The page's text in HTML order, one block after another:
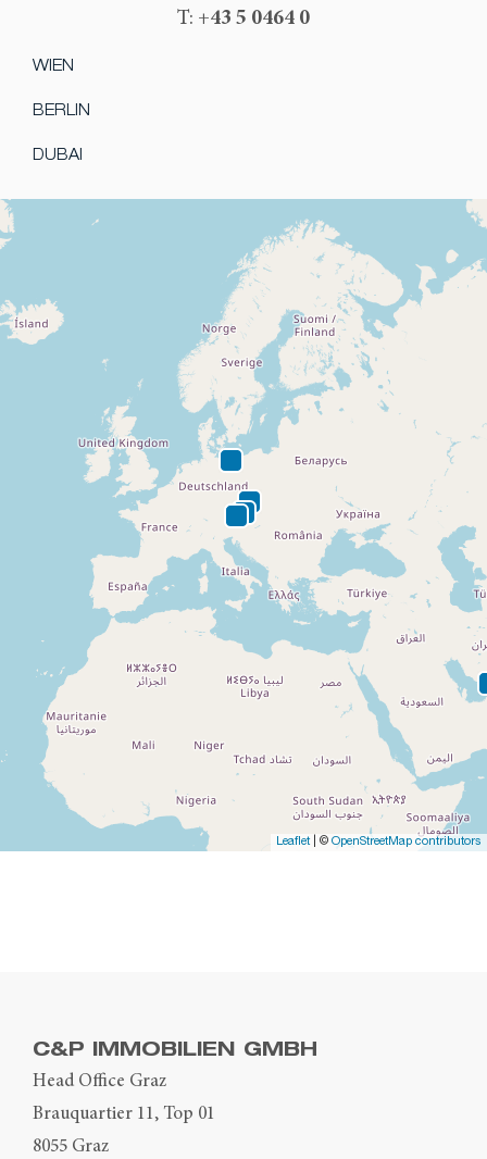
T: +43 5 0464 0
WIEN
BERLIN
DUBAI
Leaflet| © OpenStreetMap contributors
C&P IMMOBILIEN GMBH
Head Office Graz
Brauquartier 11, Top 01
8055 Graz